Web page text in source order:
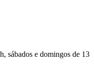
sábados e domingos de 13